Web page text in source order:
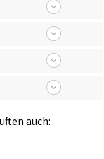
auch: